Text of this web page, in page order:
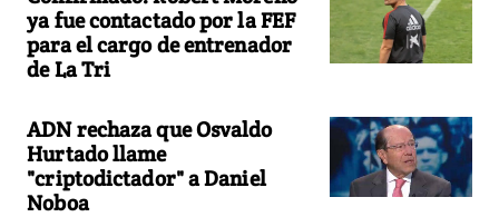
ya fue contactado por la FEF
para el cargo de entrenador
de La Tri
ADN rechaza que Osvaldo
Hurtado llame
"criptodictador" a Daniel
Noboa